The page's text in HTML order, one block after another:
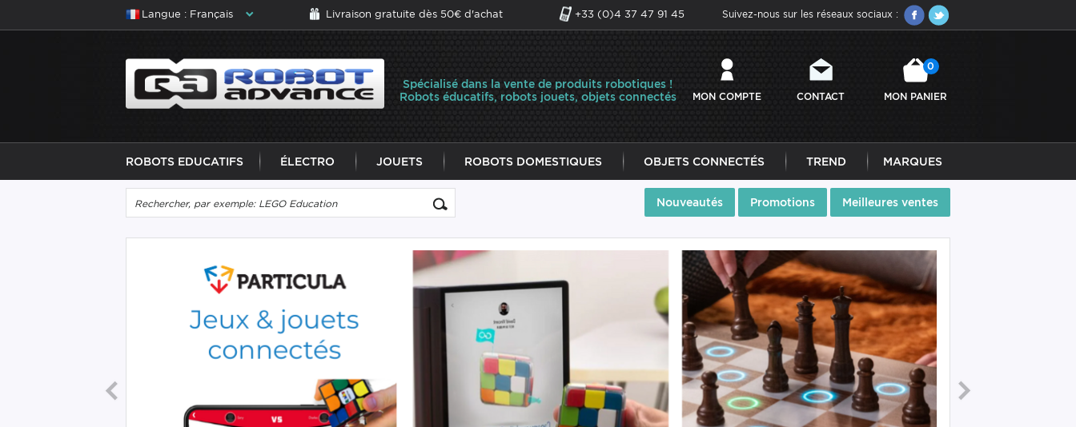
Langue : Français Livraison gratuite dès 50€ d'achat +33 (0)4 37 47 91 45 Suivez-nous sur les réseaux sociaux :
Spécialisé dans la vente de produits robotiques !
Robots éducatifs, robots jouets, objets connectés
MON COMPTE CONTACT MON PANIER
0
ROBOTS EDUCATIFS ÉLECTRO JOUETS ROBOTS DOMESTIQUES OBJETS CONNECTÉS TREND MARQUES
Nouveautés Promotions Meilleures ventes